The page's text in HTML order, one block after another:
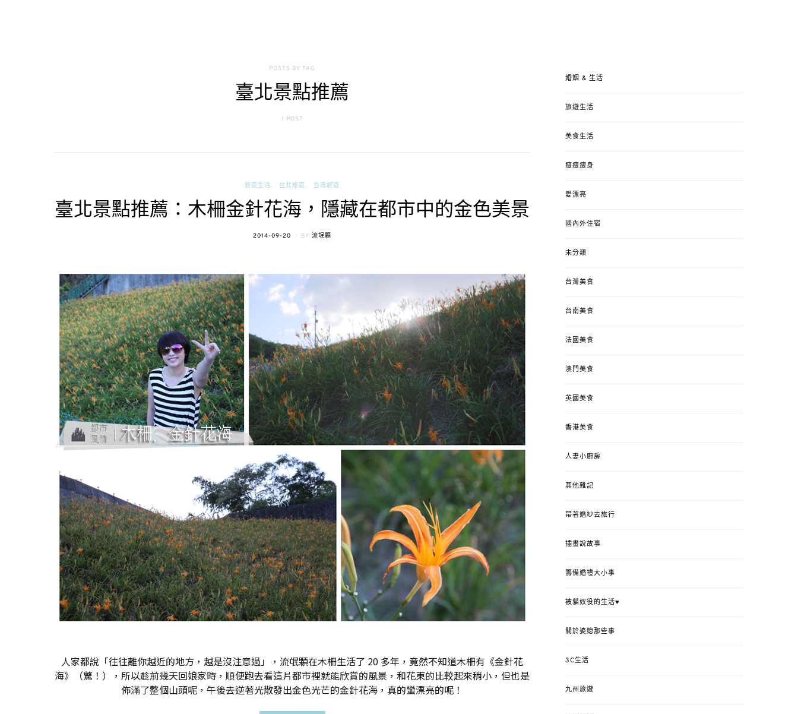
POSTS BY TAG
臺北景點推薦
1 POST
旅遊生活 台北旅遊 台灣旅遊
臺北景點推薦：木柵金針花海，隱藏在都市中的金色美景
POSTED
2014-09-20 BY 流氓顆
人家都說「往往離你越近的地方，越是沒注意過」，流氓顆在木柵生活了 20 多年，竟然不知道木柵有《金針花
海》（驚！），所以趁前幾天回娘家時，順便跑去看這片都市裡就能欣賞的風景，和花東的比較起來稍小，但也是
佈滿了整個山頭呢，午後去逆著光散發出金色光芒的金針花海，真的蠻漂亮的呢！
婚姻 & 生活
旅遊生活
美食生活
瘦瘦瘦身
愛漂亮
國內外住宿
未分類
台灣美食
台南美食
法國美食
澳門美食
英國美食
香港美食
人妻小廚房
其他雜記
帶著婚紗去旅行
插畫說故事
籌備婚禮大小事
被貓奴役的生活♥
關於婆媳那些事
3C生活
九州旅遊